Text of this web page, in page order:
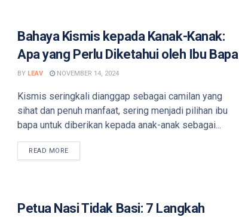
Bahaya Kismis kepada Kanak-Kanak:
Apa yang Perlu Diketahui oleh Ibu Bapa
BY LEAV NOVEMBER 14, 2024
Kismis seringkali dianggap sebagai camilan yang
sihat dan penuh manfaat, sering menjadi pilihan ibu
bapa untuk diberikan kepada anak-anak sebagai...
READ MOREDETAILS
Petua Nasi Tidak Basi: 7 Langkah